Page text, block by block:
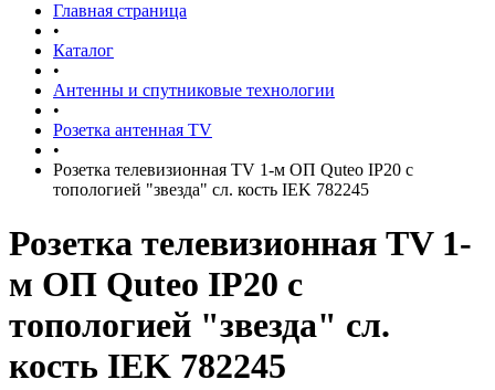
Главная страница
•
Каталог
•
Антенны и спутниковые технологии
•
Розетка антенная TV
•
Розетка телевизионная TV 1-м ОП Quteo IP20 с
топологией "звезда" сл. кость IEK 782245
Розетка телевизионная TV 1-
м ОП Quteo IP20 с
топологией "звезда" сл.
кость IEK 782245